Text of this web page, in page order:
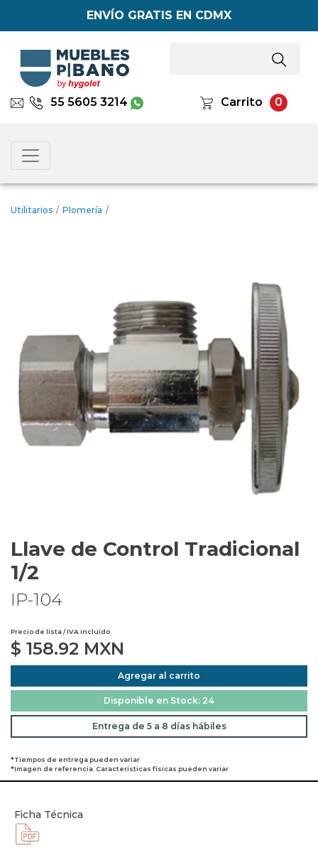
ENVÍO GRATIS EN CDMX
55 5605 3214 Carrito 0
Utilitarios / Plomería /
Llave de Control Tradicional
1/2
IP-104
Precio de lista / IVA incluido
$ 158.92 MXN
Agregar al carrito
Disponible en Stock: 24
Entrega de 5 a 8 días hábiles
*Tiempos de entrega pueden variar
*Imagen de referencia. Características físicas pueden variar
Ficha Técnica